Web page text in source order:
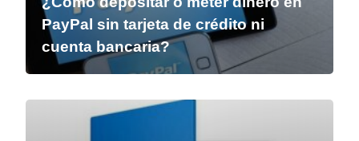
PayPal sin tarjeta de crédito ni
cuenta bancaria?